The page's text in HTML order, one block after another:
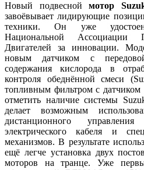
Новый подвесноймотор
завоёвывает лидирующие
техники. Он уже
Национальной Ассоциации
Двигателей за инновации.
новым датчиком с
содержания кислорода в
контроля обеднённой смеси
топливным фильтром с датчиком
отметить наличие системы
делает возможным
дистанционного
электрического кабеля и
механизмов. В результате
ещё легче установка двух
моторов на транце. Уже